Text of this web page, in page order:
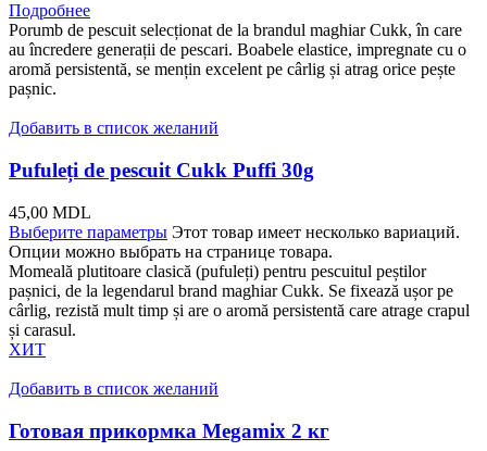
Подробнее
Porumb de pescuit selecționat de la brandul maghiar Cukk, în care
au încredere generații de pescari. Boabele elastice, impregnate cu o
aromă persistentă, se mențin excelent pe cârlig și atrag orice pește
pașnic.
Добавить в список желаний
Pufuleți de pescuit Cukk Puffi 30g
45,00 MDL
Выберите параметры Этот товар имеет несколько вариаций.
Опции можно выбрать на странице товара.
Momeală plutitoare clasică (pufuleți) pentru pescuitul peștilor
pașnici, de la legendarul brand maghiar Cukk. Se fixează ușor pe
cârlig, rezistă mult timp și are o aromă persistentă care atrage crapul
și carasul.
ХИТ
Добавить в список желаний
Готовая прикормка Megamix 2 кг